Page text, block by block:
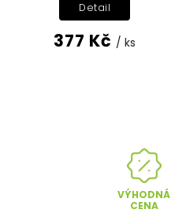
377 Kč / ks
Detail
VÝHODNÁ
CENA